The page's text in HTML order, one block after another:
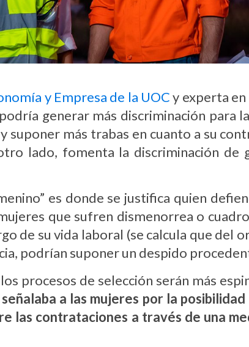
y Empresa de la UOCy experta
generar más discriminación para
más trabas en cuanto a su
lado, fomenta la discriminación de
es donde se justifica quien
que sufren dismenorrea o
de su vida laboral (se calcula que del
podrían suponer un despido
procesos de selección serán más
a las mujeres por la
las contrataciones a través de una